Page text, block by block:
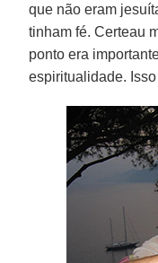
que não eram
tinham fé. Certeau
ponto era
espiritualidade.